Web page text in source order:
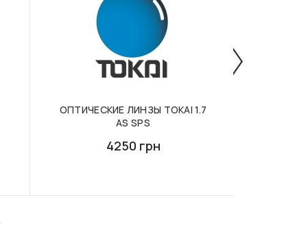
ОПТИЧЕСКИЕ ЛИНЗЫ TOKAI 1.7
AS SPS
4250 грн